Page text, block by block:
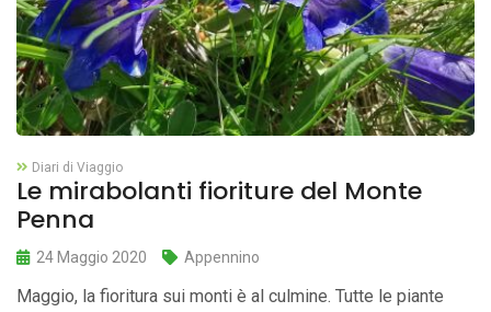
Diari di Viaggio
Le mirabolanti fioriture del Monte
Penna
24 Maggio 2020 Appennino
Maggio, la fioritura sui monti è al culmine. Tutte le piante